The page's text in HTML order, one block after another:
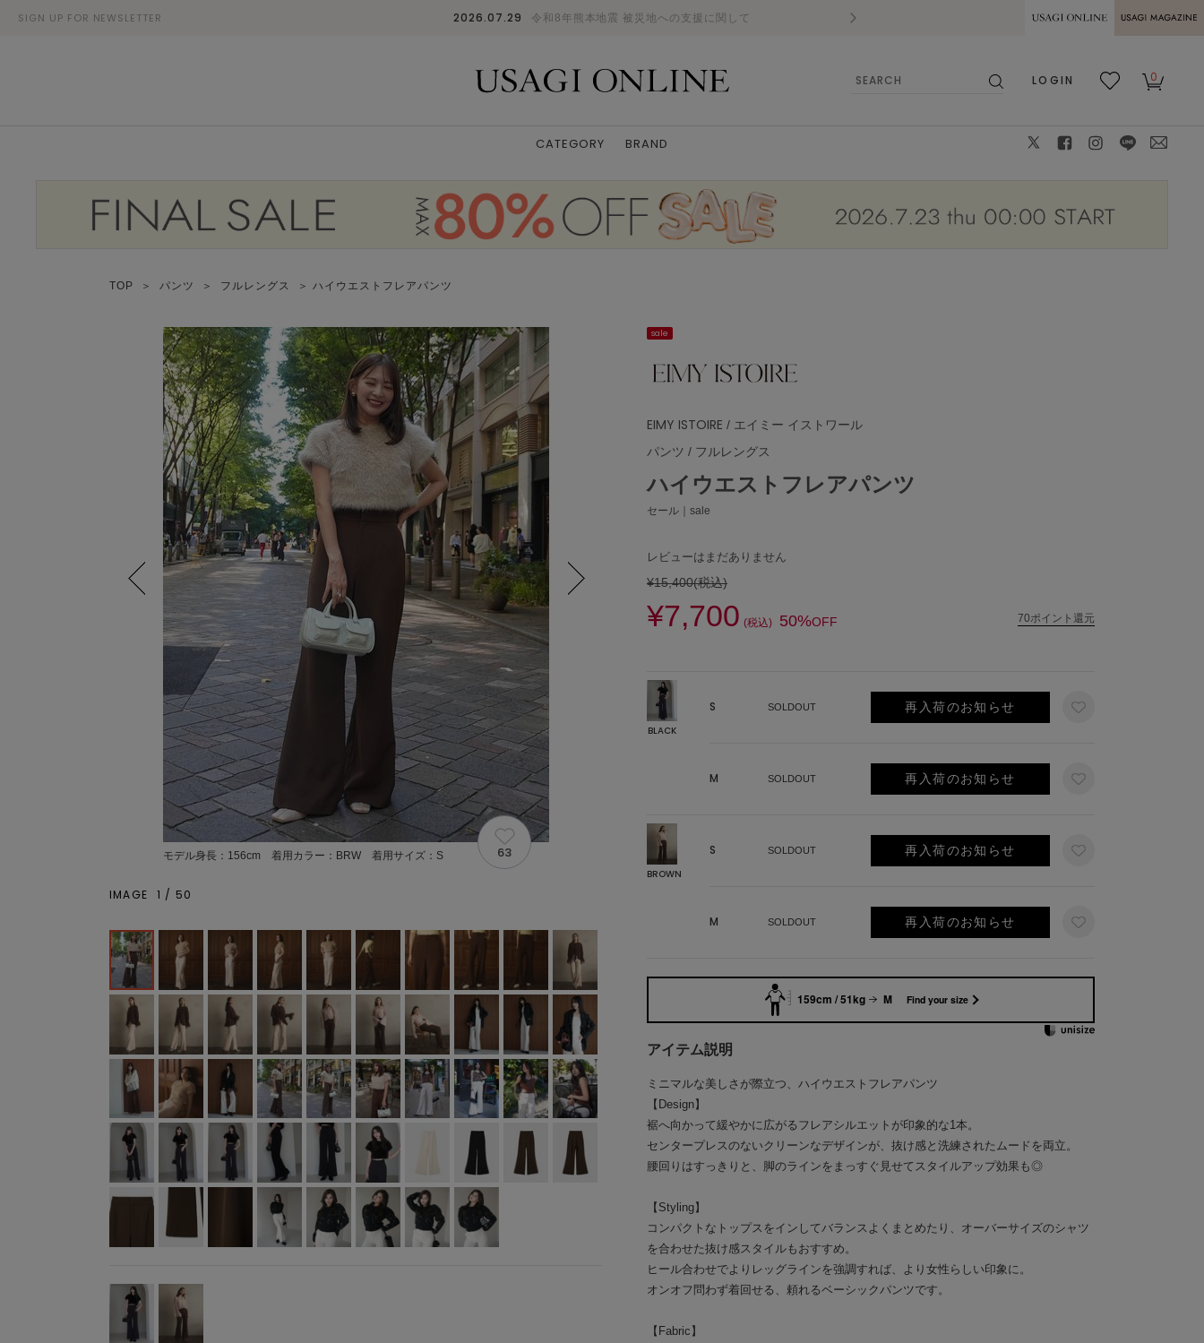
SIGN UP FOR NEWSLETTER 2026.07.29 令和8年熊本地震 被災地への支援に関して 熊本県熊本地方を震源とする地震の影響に
MAGAZINE
LOGIN
0
CATEGORY BRAND
TOP ＞ パンツ ＞ フルレングス ＞ ハイウエストフレアパンツ
sale
EIMY ISTOIRE / エイミー イストワール
パンツ / フルレングス
ハイウエストフレアパンツ
セール｜sale
レビューはまだありません
¥15,400(税込)
¥7,700 (税込) 50%OFF 70ポイント還元
BLACK
S SOLDOUT 再入荷のお知らせ
M SOLDOUT 再入荷のお知らせ
BROWN
S SOLDOUT 再入荷のお知らせ
M SOLDOUT 再入荷のお知らせ
159cm / 51kg M Find your size
アイテム説明
ミニマルな美しさが際立つ、ハイウエストフレアパンツ
【Design】
裾へ向かって緩やかに広がるフレアシルエットが印象的な1本。
センタープレスのないクリーンなデザインが、抜け感と洗練されたムードを両立。
腰回りはすっきりと、脚のラインをまっすぐ見せてスタイルアップ効果も◎
【Styling】
コンパクトなトップスをインしてバランスよくまとめたり、オーバーサイズのシャツ
を合わせた抜け感スタイルもおすすめ。
ヒール合わせでよりレッグラインを強調すれば、より女性らしい印象に。
オンオフ問わず着回せる、頼れるベーシックパンツです。
【Fabric】
モデル身長：156cm 着用カラー：BRW 着用サイズ：S
モデル身長：163cm 着用カラー：IVR 着用サイズ：S
63
IMAGE 1 / 50